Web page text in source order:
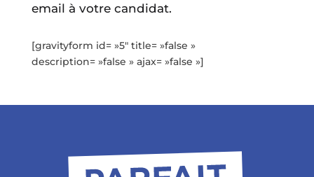
email à votre candidat.
[gravityform id= »5″ title= »false »
description= »false » ajax= »false »]